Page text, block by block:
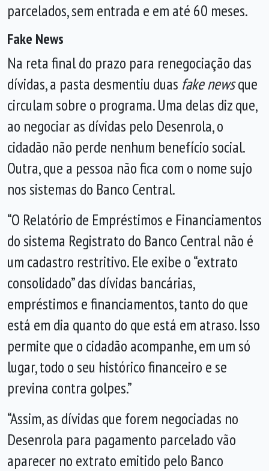
parcelados, sem entrada e em até 60 meses.
Fake News
Na reta final do prazo para renegociação das
dívidas, a pasta desmentiu duas fake newsque
circulam sobre o programa. Uma delas diz que,
ao negociar as dívidas pelo Desenrola, o
cidadão não perde nenhum benefício social.
Outra, que a pessoa não fica com o nome sujo
nos sistemas do Banco Central.
“O Relatório de Empréstimos e Financiamentos
do sistema Registrato do Banco Central não é
um cadastro restritivo. Ele exibe o “extrato
consolidado” das dívidas bancárias,
empréstimos e financiamentos, tanto do que
está em dia quanto do que está em atraso. Isso
permite que o cidadão acompanhe, em um só
lugar, todo o seu histórico financeiro e se
previna contra golpes.”
“Assim, as dívidas que forem negociadas no
Desenrola para pagamento parcelado vão
aparecer no extrato emitido pelo Banco